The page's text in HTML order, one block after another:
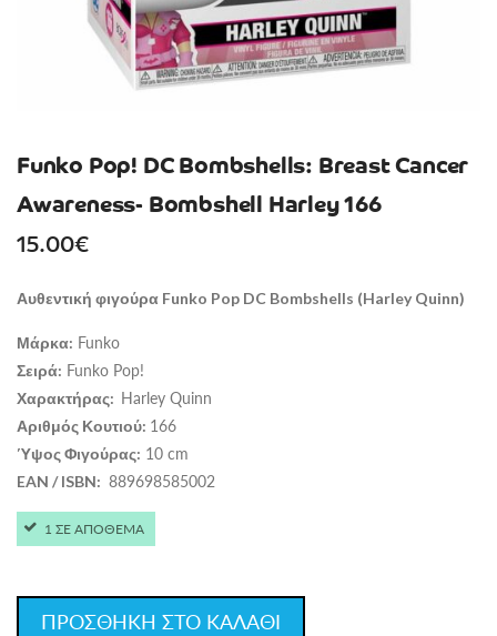
Funko Pop! DC Bombshells: Breast Cancer
Awareness- Bombshell Harley 166
15.00€
Αυθεντική φιγούρα Funko Pop DC Bombshells (Harley Quinn)
Μάρκα: Funko
Σειρά: Funko Pop!
Χαρακτήρας: Harley Quinn
Αριθμός Κουτιού: 166
Ύψος Φιγούρας: 10 cm
EAN /ISBN: 889698585002
1 ΣΕ ΑΠΟΘΕΜΑ
ΠΡΟΣΘΗΚΗ ΣΤΟ ΚΑΛΑΘΙ